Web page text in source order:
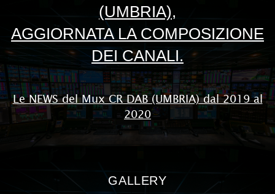
(UMBRIA),
AGGIORNATA LA COMPOSIZIONE
DEI CANALI.
Le NEWS del Mux CR DAB (UMBRIA) dal 2019 al
2020
GALLERY